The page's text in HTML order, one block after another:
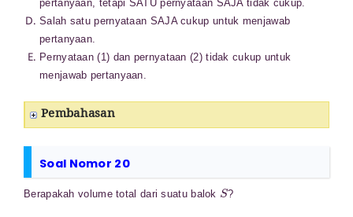
pertanyaan, tetapi SATU pernyataan SAJA tidak cukup.
Salah satu pernyataan SAJA cukup untuk menjawab
pertanyaan.
Pernyataan (1) dan pernyataan (2) tidak cukup untuk
menjawab pertanyaan.
Pembahasan
Soal Nomor 20
Berapakah volume total dari suatu balok
S
?